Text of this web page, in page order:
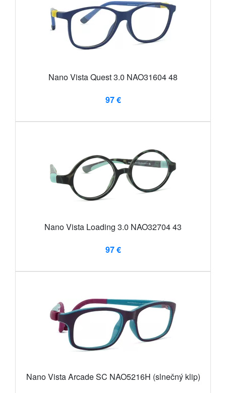
Nano Vista Quest 3.0 NAO31604 48
97 €
Nano Vista Loading 3.0 NAO32704 43
97 €
Nano Vista Arcade SC NAO5216H (slnečný klip)